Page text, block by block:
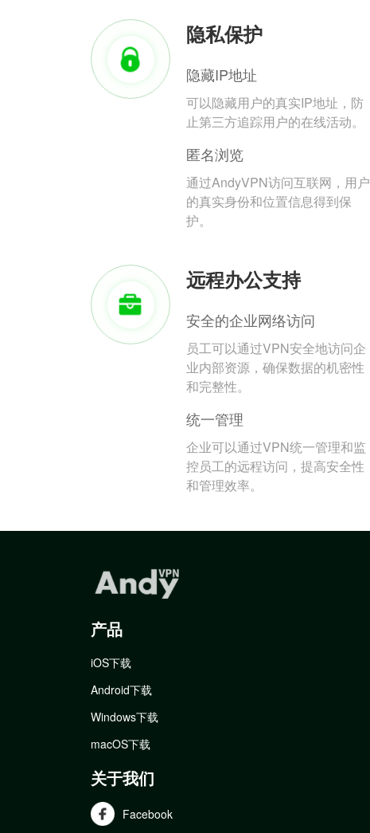
隐私保护
隐藏IP地址
可以隐藏用户的真实IP地址，防
止第三方追踪用户的在线活动。
匿名浏览
通过AndyVPN访问互联网，用户
的真实身份和位置信息得到保
护。
远程办公支持
安全的企业网络访问
员工可以通过VPN安全地访问企
业内部资源，确保数据的机密性
和完整性。
统一管理
企业可以通过VPN统一管理和监
控员工的远程访问，提高安全性
和管理效率。
产品
iOS下载
Android下载
Windows下载
macOS下载
关于我们
Facebook